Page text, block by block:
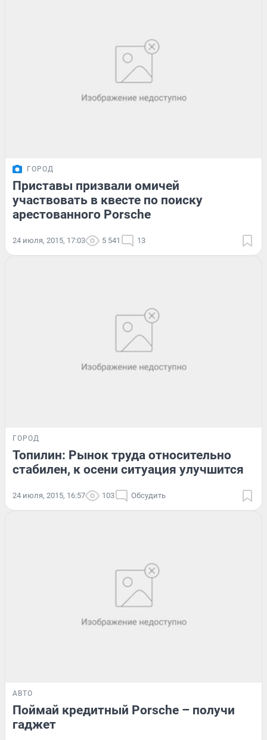
ГОРОД
Приставы призвали омичей
участвовать в квесте по поиску
арестованного Porsche
24 июля, 2015, 17:03 5 541 13
ГОРОД
Топилин: Рынок труда относительно
стабилен, к осени ситуация улучшится
24 июля, 2015, 16:57 103 Обсудить
АВТО
Поймай кредитный Porsche – получи
гаджет